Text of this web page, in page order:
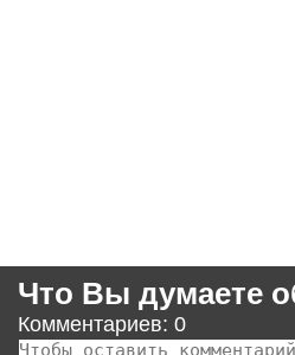
Что Вы думаете
Комментариев: 0